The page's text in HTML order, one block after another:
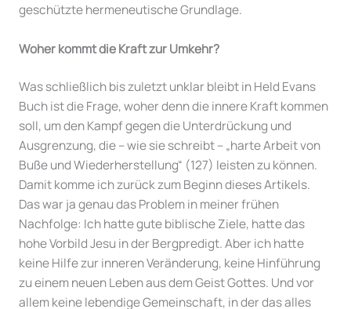
geschützte hermeneutische Grundlage.
Woher kommt die Kraft zur Umkehr?
Was schließlich bis zuletzt unklar bleibt in Held Evans
Buch ist die Frage, woher denn die innere Kraft kommen
soll, um den Kampf gegen die Unterdrückung und
Ausgrenzung, die – wie sie schreibt – „harte Arbeit von
Buße und Wiederherstellung“ (127) leisten zu können.
Damit komme ich zurück zum Beginn dieses Artikels.
Das war ja genau das Problem in meiner frühen
Nachfolge: Ich hatte gute biblische Ziele, hatte das
hohe Vorbild Jesu in der Bergpredigt. Aber ich hatte
keine Hilfe zur inneren Veränderung, keine Hinführung
zu einem neuen Leben aus dem Geist Gottes. Und vor
allem keine lebendige Gemeinschaft, in der das alles